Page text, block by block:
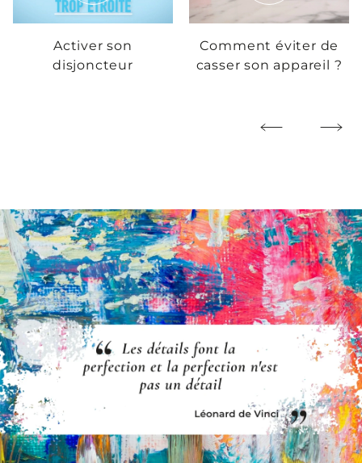
Activer son
disjoncteur
Comment éviter de
casser son appareil ?